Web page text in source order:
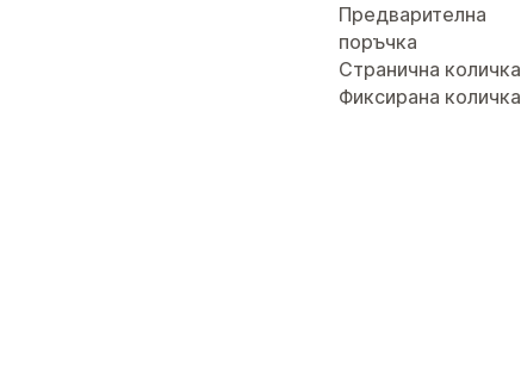
Предварителна
поръчка
Странична количка
Фиксирана количка